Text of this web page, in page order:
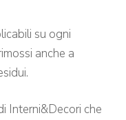
su ogni
anche a
Interni&Decori che